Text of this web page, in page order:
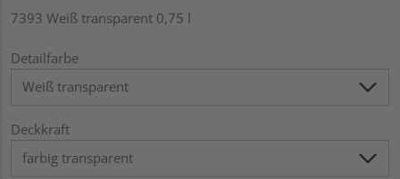
7393 Weiß transparent 0,75 l
Detailfarbe
Deckkraft